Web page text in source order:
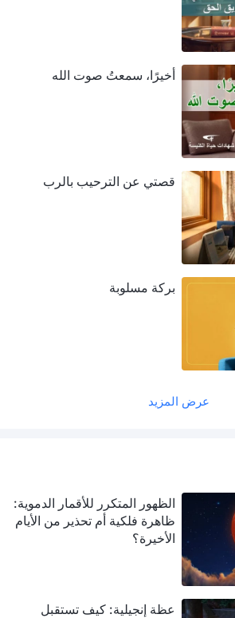
أخيرًا، سمعتُ صوت الله
قصتي عن الترحيب بالرب
بركة مسلوبة
عرض المزيد
الظهور المتكرر للأقمار الدموية:
ظاهرة فلكية أم تحذير من الأيام
الأخيرة؟
عظة إنجيلية: كيف تستقبل